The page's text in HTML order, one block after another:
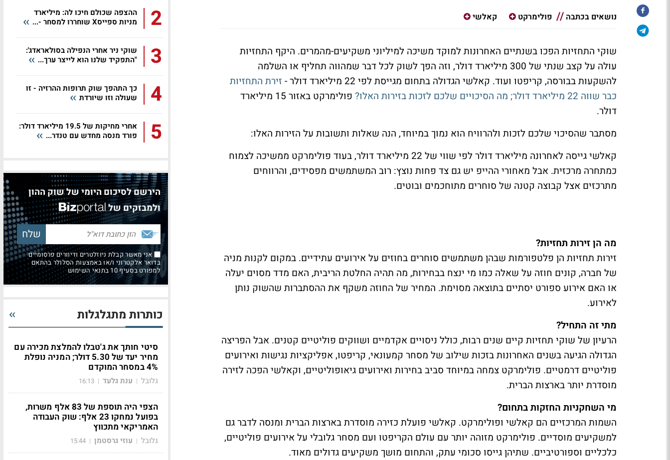
נושאים בכתבה
פולימרקט קאלשי
שוקי התחזיות הפכו בשנתיים האחרונות למוקד משיכה למיליוני משקיעים-מהמרים. היקף התחזיות
עולה על קצב שנתי של 300 מיליארד דולר, וזה הפך לשוק לכל דבר שמהווה תחליף או השלמה
להשקעות בבורסה, קריפטו ועוד. קאלשי הגדולה בתחום מגייסת לפי 22 מיליארד דולר -
זירת התחזיות
כבר שווה 22 מיליארד דולר; מה הסיכויים שלכם לזכות בזירות האלו?
פולימרקט באזור 15 מיליארד
דולר.
מסתבר שהסיכוי שלכם לזכות ולהרוויח הוא נמוך במיוחד, הנה שאלות ותשובות על הזירות האלו:
קאלשי גייסה לאחרונה מיליארד דולר לפי שווי של 22 מיליארד דולר, בעוד פולימרקט ממשיכה לצמוח
כמתחרה מרכזית. אבל מאחורי ההייפ יש גם צד פחות נוצץ: רוב המשתמשים מפסידים, והרווחים
מתרכזים אצל קבוצה קטנה של סוחרים מתוחכמים ובוטים.
מה הן זירות תחזיות?
זירות תחזיות הן פלטפורמות שבהן משתמשים סוחרים בחוזים על אירועים עתידיים. במקום לקנות מניה
של חברה, קונים חוזה על שאלה כמו מי ינצח בבחירות, מה תהיה החלטת הריבית, האם מדד מסוים יעלה
או האם אירוע ספורט יסתיים בתוצאה מסוימת. המחיר של החוזה משקף את ההסתברות שהשוק נותן
לאירוע.
מתי זה התחיל?
הרעיון של שוקי תחזיות קיים שנים רבות, כולל ניסויים אקדמיים ושווקים פוליטיים קטנים. אבל הפריצה
הגדולה הגיעה בשנים האחרונות בזכות שילוב של מסחר קמעונאי, קריפטו, אפליקציות נגישות ואירועים
פוליטיים דרמטיים. פולימרקט צמחה במיוחד סביב בחירות ואירועים גיאופוליטיים, וקאלשי הפכה לזירה
מוסדרת יותר בארצות הברית.
מי השחקניות החזקות בתחום?
השמות המרכזיים הם קאלשי ופולימרקט. קאלשי פועלת כזירה מוסדרת בארצות הברית ומנסה לדבר גם
למשקיעים מוסדיים. פולימרקט מזוהה יותר עם עולם הקריפטו ועם מסחר גלובלי על אירועים פוליטיים,
כלכליים וספורטיביים. שתיהן גייסו סכומי עתק, והתחום מושך משקיעים גדולים מאוד.
2
ההצפה שכולם חיכו לה: מיליארד
מניות ספייסX שוחררו למסחר -...
3
שוקי ניר אחרי הנפילה בסולאראדג':
"התפקיד שלנו הוא לייצר ערך...
4
כך התהפך שוק תרופות ההרזיה - זו
שעולה וזו שיורדת
5
אחרי מחיקות של 19.5 מיליארד דולר:
פורד מנסה מחדש עם טנדר...
הירשם לסיכום היומי של שוק ההון
ולמבזקים של
אני מאשר קבלת ניוזלטרים ודיוורים פרסומיים
בדואר אלקטרוני ו/או באמצעות הסלולר בהתאם
למפורט בסעיף 10 בתנאי השימוש
כותרות מתגלגלות
סיטי חותך את ג'טבלו להמלצת מכירה עם
מחיר יעד של 5.30 דולר; המניה נופלת
4% במסחר המוקדם
גלובל | ענת גלעד |
16:13
הצפי היה תוספת של 83 אלף משרות,
בפועל נמחקו 23 אלף: שוק העבודה
האמריקאי מתכווץ
גלובל | עוזי גרסטמן |
15:44